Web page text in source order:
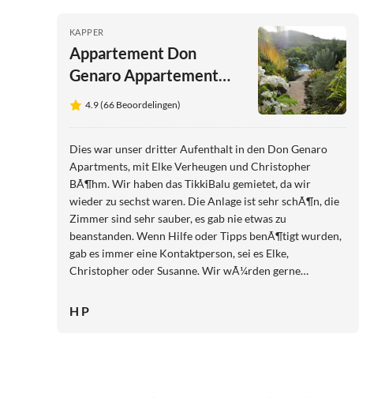
KAPPER
Appartement Don
Genaro Appartement
"M"4.9 (66 Beoordelingen)
Dies war unser dritter Aufenthalt in den Don Genaro
Apartments, mit Elke Verheugen und Christopher
BÃ¶hm. Wir haben das TikkiBalu gemietet, da wir
wieder zu sechst waren. Die Anlage ist sehr schÃ¶n, die
Zimmer sind sehr sauber, es gab nie etwas zu
beanstanden. Wenn Hilfe oder Tipps benÃ¶tigt wurden,
gab es immer eine Kontaktperson, sei es Elke,
Christopher oder Susanne. Wir wÃ¼rden gerne
H P